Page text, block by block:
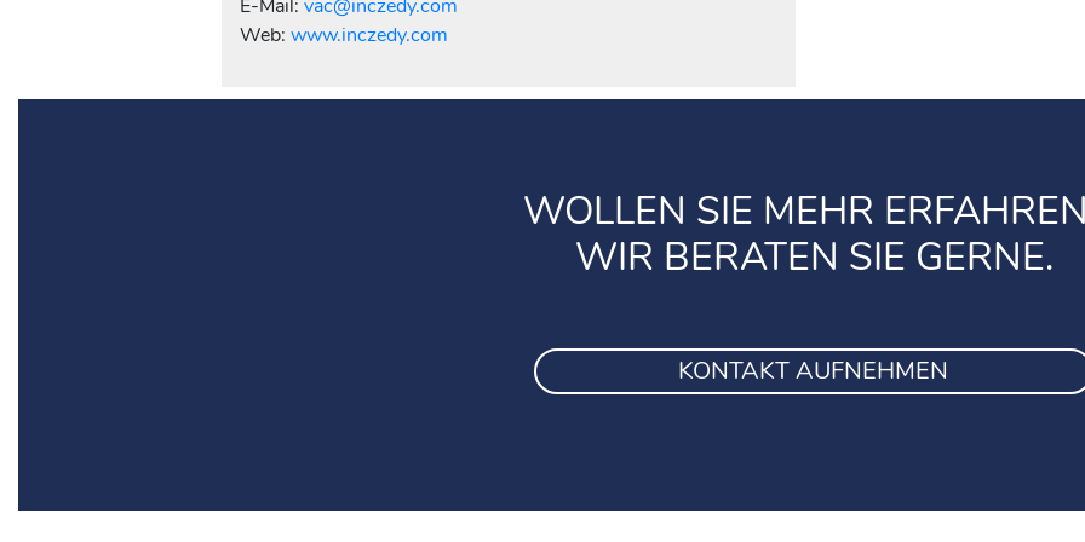
E-Mail: vac@inczedy.com
Web: www.inczedy.com
WOLLEN SIE MEHR
WIR BERATEN SIE GERNE.
KONTAKT AUFNEHMEN